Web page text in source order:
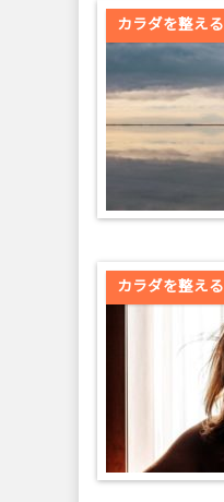
カラダを整える
カラダを整える